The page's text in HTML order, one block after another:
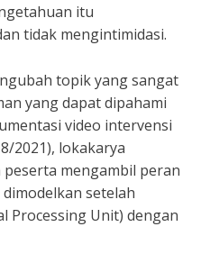
itu
tidak mengintimidasi.
topik yang sangat
yang dapat dipahami
video intervensi
2021), lokakarya
mengambil peran
setelah
Processing Unit) dengan